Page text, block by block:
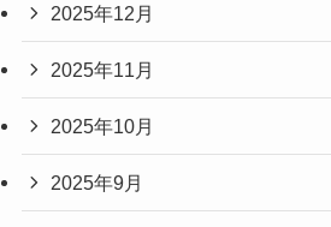
2025年12月
2025年11月
2025年10月
2025年9月